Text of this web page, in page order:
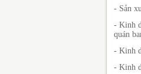
- Sản
- Kinh
quán
- Kinh
- Kinh